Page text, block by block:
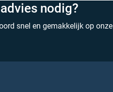
nodig?
snel en gemakkelijk op onze